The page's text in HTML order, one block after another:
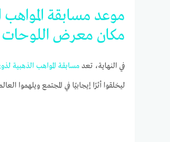
موعد مسابقة المواهب
مكان معرض اللوحات
في النهاية، تعد مسابقة المواهب الذهبية
ليخلقوا أثرًا إيجابيًا في المجتمع ويلهموا